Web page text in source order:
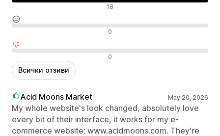
Положителни отзиви 18
Неутрални отзиви 0
Отрицателни отзиви 0
Всички отзиви
Acid Moons Market May 20, 2026
My whole website's look changed, absolutely love
every bit of their interface, it works for my e-
commerce website: www.acidmoons.com. They're